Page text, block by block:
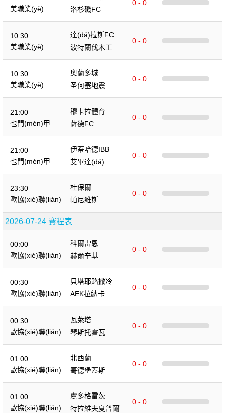
美職業(yè)
0 - 0
洛杉磯FC
10:30
美職業(yè)
達(dá)拉斯FC
0 - 0
波特蘭伐木工
10:30
美職業(yè)
奧蘭多城
0 - 0
圣何塞地震
21:00
也門(mén)甲
穆卡拉體育
0 - 0
薩德FC
21:00
也門(mén)甲
伊蒂哈德IBB
0 - 0
艾畢達(dá)
23:30
歐協(xié)聯(lián)
杜保爾
0 - 0
帕尼維斯
2026-07-24 賽程表
00:00
歐協(xié)聯(lián)
科爾雷恩
0 - 0
赫爾辛基
00:30
歐協(xié)聯(lián)
貝塔耶路撒冷
0 - 0
AEK拉納卡
00:30
歐協(xié)聯(lián)
瓦萊塔
0 - 0
琴斯托霍瓦
01:00
歐協(xié)聯(lián)
北西蘭
0 - 0
哥德堡蓋斯
01:00
歐協(xié)聯(lián)
盧多格雷茨
0 - 0
特拉維夫夏普爾